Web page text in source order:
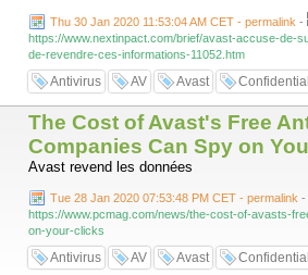
Thu 30 Jan 2020 11:53:04 AM CET - permalink -
https://www.nextinpact.com/brief/avast-accuse-de-
de-revendre-ces-informations-11052.htm
Antivirus AV Avast
The Cost of Avast's Free
Companies Can Spy on
Avast revend les données
Tue 28 Jan 2020 07:53:48 PM CET - permalink -
https://www.pcmag.com/news/the-cost-of-avasts-
on-your-clicks
Antivirus AV Avast